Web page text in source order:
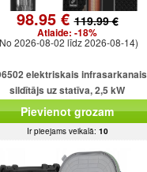
98.95 €119.99 €
Atlaide: -18%
2026-08-02 līdz 2026-08-14)
elektriskais infrasarkanais
sildītājs uz statīva, 2,5 kW
Pievienot grozam
Ir pieejams veikalā: 10